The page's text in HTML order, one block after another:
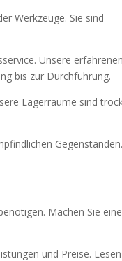
Werkzeuge. Sie sind
Unsere erfahrenen
bis zur Durchführung.
Lagerräume sind
Machen Sie eine
und Preise. Lesen